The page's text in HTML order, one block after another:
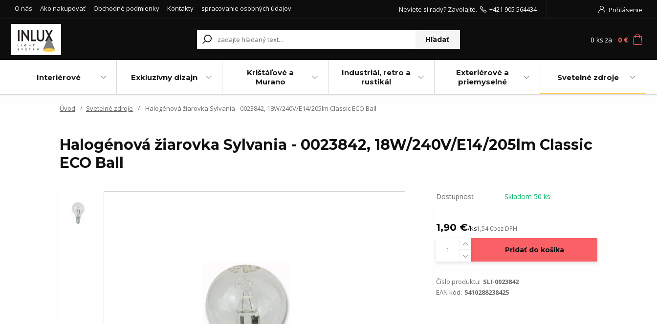
O nás Ako nakupovať Obchodné podmienky Kontakty spracovanie osobných údajov Prihlásenie
Hľadať
Neviete si rady? Zavolajte. +421 905 564434
0 ks za 0 €
Interiérové Exkluzívny dizajn
Krištáľové a
Murano
Industriál, retro a
rustikál
Exteriérové a
priemyselné
Svetelné zdroje
Úvod Svetelné zdroje Halogénová žiarovka Sylvania - 0023842, 18W/240V/E14/205lm Classic ECO Ball
Halogénová žiarovka Sylvania - 0023842, 18W/240V/E14/205lm Classic
ECO Ball
Dostupnosť Skladom 50 ks
1,90 €/ks1,54 €bez DPH
Pridať do košíka
Číslo produktu: SLI-0023842
EAN kód: 5410288238425